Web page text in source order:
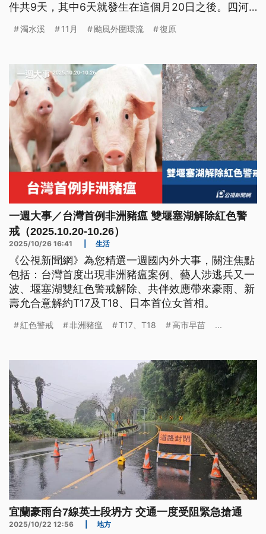
件共9天，其中6天就發生在這個月20日之後。四河
水線噴水、施作蓄水池塘水覆蓋、便道灑水等，並全
完成。
濁水溪 11月 颱風外圍環流 復原
一週大事／台灣首例非洲豬瘟 雙堰塞湖解除紅色警
戒（2025.10.20-10.26）
2025/10/26 16:41 生活
《公視新聞網》為您精選一週國內外大事，關注焦點
包括：台灣首度出現非洲豬瘟案例、藝人涉逃兵又一
波、堰塞湖雙紅色警戒解除、共伴效應帶來豪雨、新
壽允合意解約T17及T18、日本首位女首相。
紅色警戒 非洲豬瘟 T17、T18 高市早苗 ...
宜蘭豪雨台7線英士段坍方 交通一度受阻緊急搶通
2025/10/22 12:56 地方